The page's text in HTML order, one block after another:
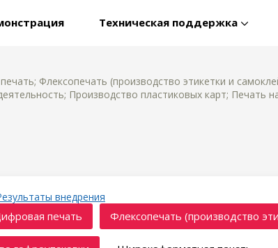
Техническая поддержка
Флексопечать (производство этикетки и
Производство пластиковых карт; Печать
внедрения
печать Флексопечать (производство